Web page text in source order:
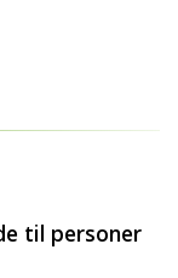
til personer